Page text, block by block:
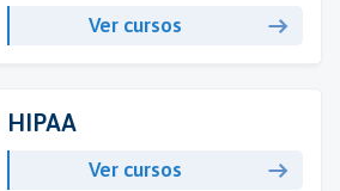
Ver cursos
HIPAA
Ver cursos